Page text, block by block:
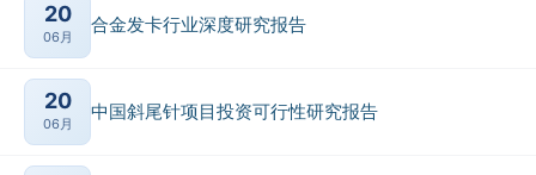
20
06月
合金发卡行业深度研究报告
20
06月
中国斜尾针项目投资可行性研究报告